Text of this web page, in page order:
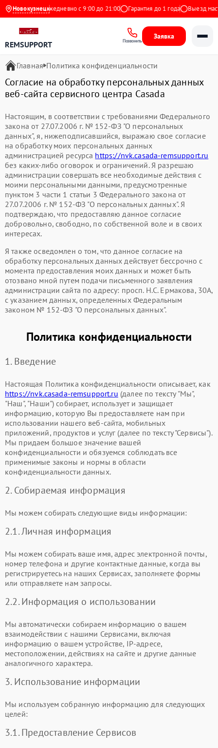
Новокузнецк
на Яндекс Ежедневно с 9:00 до 21:00 Гарантия до 1 года Выезд
REMSUPPORT Позвонить
Заявка
Главная Политика конфиденциальности
Согласие на обработку персональных данных
веб-сайта сервисного центра Casada
Настоящим, в соответствии с требованиями Федерального
закона от 27.07.2006 г. № 152-ФЗ "О персональных
данных", я, нижеподписавшийся, выражаю свое согласие
на обработку моих персональных данных
администрацией ресурса https://nvk.casada-remsupport.ru
без каких-либо оговорок и ограничений. Я разрешаю
администрации совершать все необходимые действия с
моими персональными данными, предусмотренные
пунктом 3 части 1 статьи 3 Федерального закона от
27.07.2006 г. № 152-ФЗ "О персональных данных". Я
подтверждаю, что предоставляю данное согласие
добровольно, свободно, по собственной воле и в своих
интересах.
Я также осведомлен о том, что данное согласие на
обработку персональных данных действует бессрочно с
момента предоставления моих данных и может быть
отозвано мной путем подачи письменного заявления
администрации сайта по адресу: просп. Н.С. Ермакова, 30А,
с указанием данных, определенных Федеральным
законом № 152-ФЗ "О персональных данных".
Политика конфиденциальности
1. Введение
Настоящая Политика конфиденциальности описывает, как
https://nvk.casada-remsupport.ru (далее по тексту "Мы",
"Наш", "Наши") собирает, использует и защищает
информацию, которую Вы предоставляете нам при
использовании нашего веб-сайта, мобильных
приложений, продуктов и услуг (далее по тексту "Сервисы").
Мы придаем большое значение вашей
конфиденциальности и обязуемся соблюдать все
применимые законы и нормы в области
конфиденциальности данных.
2. Собираемая информация
Мы можем собирать следующие виды информации:
2.1. Личная информация
Мы можем собирать ваше имя, адрес электронной почты,
номер телефона и другие контактные данные, когда вы
регистрируетесь на наших Сервисах, заполняете формы
или отправляете нам запросы.
2.2. Информация о использовании
Мы автоматически собираем информацию о вашем
взаимодействии с нашими Сервисами, включая
информацию о вашем устройстве, IP-адресе,
местоположении, действиях на сайте и другие данные
аналогичного характера.
3. Использование информации
Мы используем собранную информацию для следующих
целей:
3.1. Предоставление Сервисов